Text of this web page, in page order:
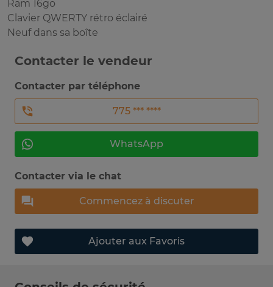
Ram 16go
Clavier QWERTY rétro éclairé
Neuf dans sa boîte
Contacter le vendeur
Contacter par téléphone
775 *** ****
WhatsApp
Contacter via le chat
Commencez à discuter
Ajouter aux Favoris